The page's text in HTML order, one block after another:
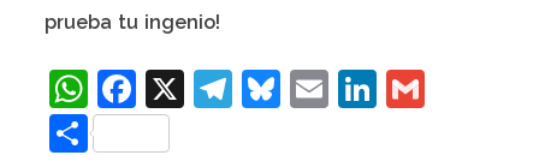
prueba tu ingenio!
WhatsApp
Facebook
X Telegram
Bluesky
EmailLinkedIn
Compartir